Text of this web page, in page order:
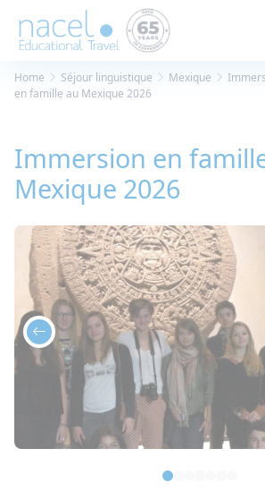
Home Séjour linguistique Mexique
en famille au Mexique 2026
Immersion en
Mexique 2026
Panneau de gestion des cookies